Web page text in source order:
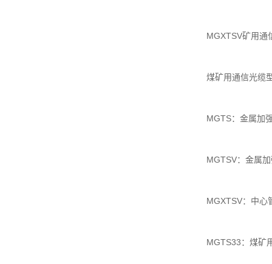
MGXTSV矿用
煤矿用通信光缆
MGTS：金属加
MGTSV：金属
MGXTSV：中心
MGTS33：煤矿